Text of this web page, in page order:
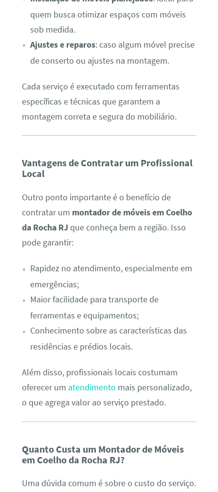
quem busca otimizar espaços com móveis
sob medida.
Ajustes e reparos: caso algum móvel precise
de conserto ou ajustes na montagem.
Cada serviço é executado com ferramentas
específicas e técnicas que garantem a
montagem correta e segura do mobiliário.
Vantagens de Contratar um Profissional
Local
Outro ponto importante é o benefício de
contratar um montador de móveis em Coelho
da Rocha RJ que conheça bem a região. Isso
pode garantir:
Rapidez no atendimento, especialmente em
emergências;
Maior facilidade para transporte de
ferramentas e equipamentos;
Conhecimento sobre as características das
residências e prédios locais.
Além disso, profissionais locais costumam
oferecer um atendimento mais personalizado,
o que agrega valor ao serviço prestado.
Quanto Custa um Montador de Móveis
em Coelho da Rocha RJ?
Uma dúvida comum é sobre o custo do serviço.